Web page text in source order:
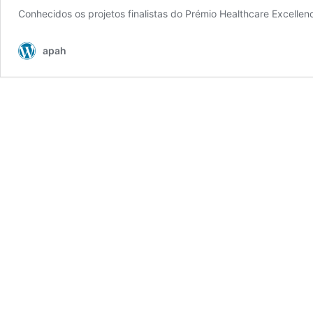
Conhecidos os projetos finalistas do Prémio Healthcare
apah